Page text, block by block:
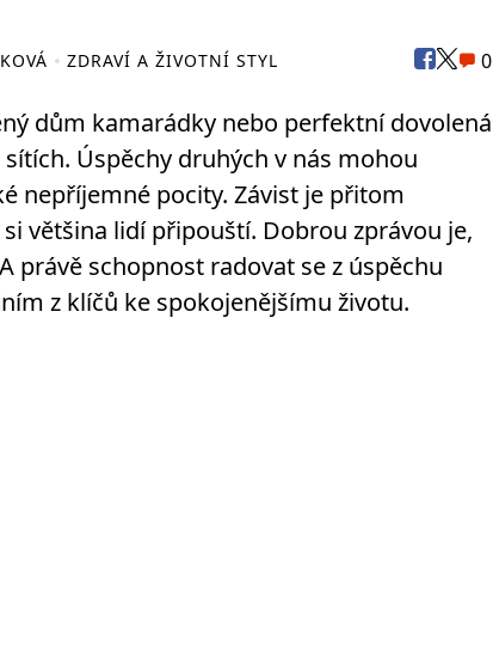
ZDRAVÍ A ŽIVOTNÍ STYL 0
dům kamarádky nebo perfektní dovolená
Úspěchy druhých v nás mohou
nepříjemné pocity. Závist je přitom
většina lidí připouští. Dobrou zprávou je,
právě schopnost radovat se z úspěchu
z klíčů ke spokojenějšímu životu.